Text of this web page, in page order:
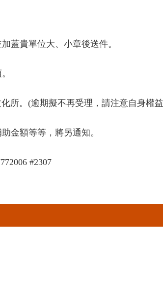
蓋貴單位大、小章後送件。
所。(逾期擬不再受理，請注意自身權
金額等等，將另通知。
#2307